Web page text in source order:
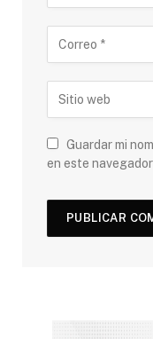
Guardar mi
en este